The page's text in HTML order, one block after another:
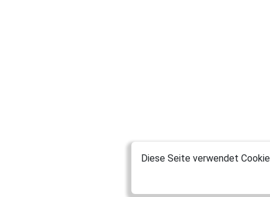
Diese Seite verwendet